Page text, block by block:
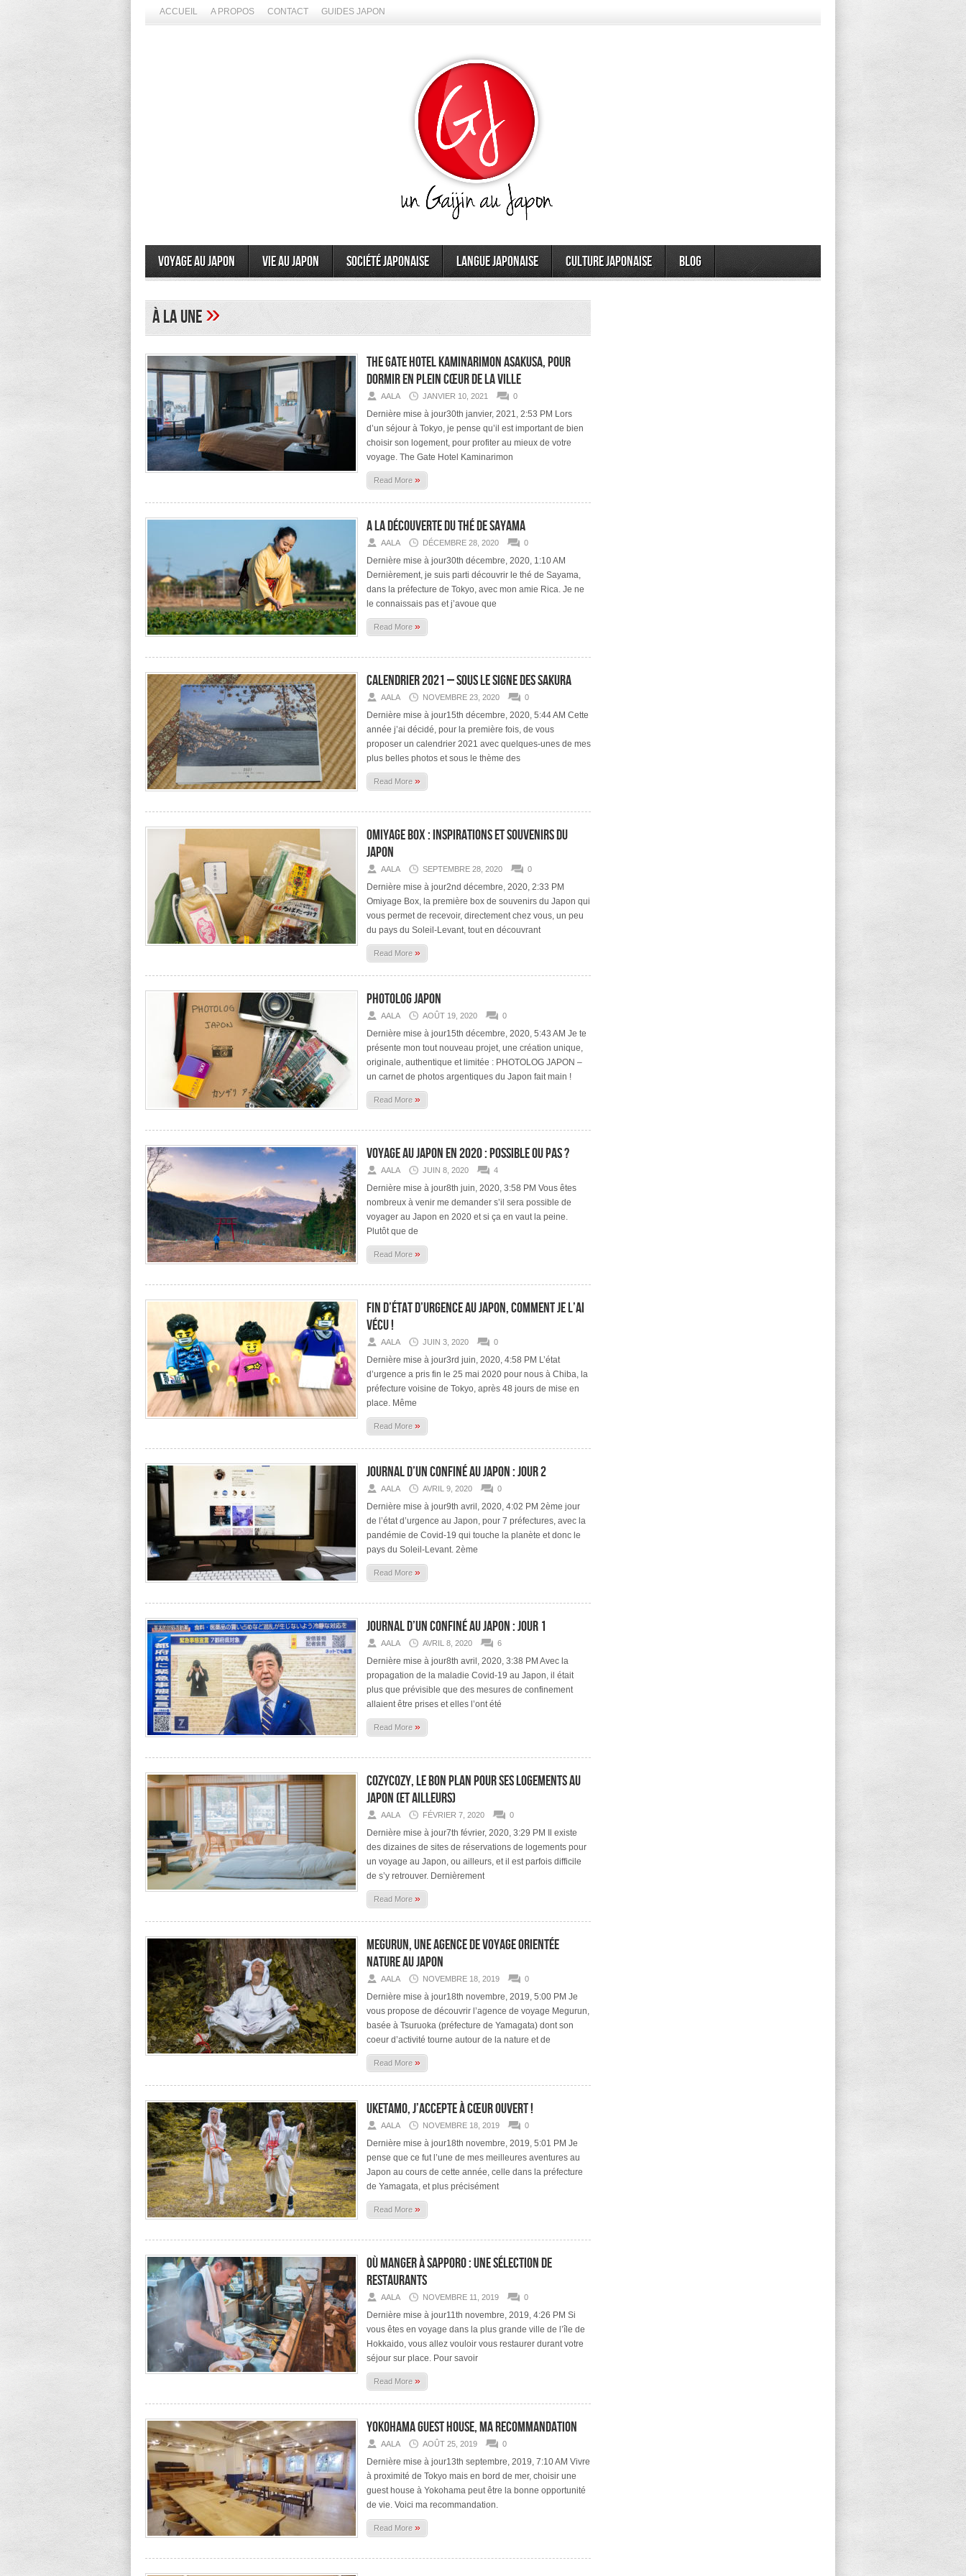
ACCUEIL A PROPOS CONTACT GUIDES JAPON
Voyage au Japon Vie au Japon Société japonaise Langue japonaise Culture japonaise Blog
à la une»
The Gate Hotel Kaminarimon Asakusa, pour
dormir en plein cœur de la ville
AALA JANVIER 10, 2021 0
Dernière mise à jour30th janvier, 2021, 2:53 PM Lors
d’un séjour à Tokyo, je pense qu’il est important de bien
choisir son logement, pour profiter au mieux de votre
voyage. The Gate Hotel Kaminarimon
Read More »
A la découverte du thé de Sayama
AALA DÉCEMBRE 28, 2020 0
Dernière mise à jour30th décembre, 2020, 1:10 AM
Dernièrement, je suis parti découvrir le thé de Sayama,
dans la préfecture de Tokyo, avec mon amie Rica. Je ne
le connaissais pas et j’avoue que
Read More »
Calendrier 2021 – sous le signe des sakura
AALA NOVEMBRE 23, 2020 0
Dernière mise à jour15th décembre, 2020, 5:44 AM Cette
année j’ai décidé, pour la première fois, de vous
proposer un calendrier 2021 avec quelques-unes de mes
plus belles photos et sous le thème des
Read More »
Omiyage Box : inspirations et souvenirs du
Japon
AALA SEPTEMBRE 28, 2020 0
Dernière mise à jour2nd décembre, 2020, 2:33 PM
Omiyage Box, la première box de souvenirs du Japon qui
vous permet de recevoir, directement chez vous, un peu
du pays du Soleil-Levant, tout en découvrant
Read More »
Photolog Japon
AALA AOÛT 19, 2020 0
Dernière mise à jour15th décembre, 2020, 5:43 AM Je te
présente mon tout nouveau projet, une création unique,
originale, authentique et limitée : PHOTOLOG JAPON –
un carnet de photos argentiques du Japon fait main !
Read More »
Voyage au Japon en 2020 : possible ou pas ?
AALA JUIN 8, 2020 4
Dernière mise à jour8th juin, 2020, 3:58 PM Vous êtes
nombreux à venir me demander s’il sera possible de
voyager au Japon en 2020 et si ça en vaut la peine.
Plutôt que de
Read More »
Fin d’état d’urgence au Japon, comment je l’ai
vécu !
AALA JUIN 3, 2020 0
Dernière mise à jour3rd juin, 2020, 4:58 PM L’état
d’urgence a pris fin le 25 mai 2020 pour nous à Chiba, la
préfecture voisine de Tokyo, après 48 jours de mise en
place. Même
Read More »
Journal d’un confiné au Japon : jour 2
AALA AVRIL 9, 2020 0
Dernière mise à jour9th avril, 2020, 4:02 PM 2ème jour
de l’état d’urgence au Japon, pour 7 préfectures, avec la
pandémie de Covid-19 qui touche la planète et donc le
pays du Soleil-Levant. 2ème
Read More »
Journal d’un confiné au Japon : jour 1
AALA AVRIL 8, 2020 6
Dernière mise à jour8th avril, 2020, 3:38 PM Avec la
propagation de la maladie Covid-19 au Japon, il était
plus que prévisible que des mesures de confinement
allaient être prises et elles l’ont été
Read More »
CozyCozy, le bon plan pour ses logements au
Japon (et ailleurs)
AALA FÉVRIER 7, 2020 0
Dernière mise à jour7th février, 2020, 3:29 PM Il existe
des dizaines de sites de réservations de logements pour
un voyage au Japon, ou ailleurs, et il est parfois difficile
de s’y retrouver. Dernièrement
Read More »
Megurun, une agence de voyage orientée
nature au Japon
AALA NOVEMBRE 18, 2019 0
Dernière mise à jour18th novembre, 2019, 5:00 PM Je
vous propose de découvrir l’agence de voyage Megurun,
basée à Tsuruoka (préfecture de Yamagata) dont son
coeur d’activité tourne autour de la nature et de
Read More »
Uketamo, j’accepte à cœur ouvert !
AALA NOVEMBRE 18, 2019 0
Dernière mise à jour18th novembre, 2019, 5:01 PM Je
pense que ce fut l’une de mes meilleures aventures au
Japon au cours de cette année, celle dans la préfecture
de Yamagata, et plus précisément
Read More »
Où manger à Sapporo : une sélection de
restaurants
AALA NOVEMBRE 11, 2019 0
Dernière mise à jour11th novembre, 2019, 4:26 PM Si
vous êtes en voyage dans la plus grande ville de l’île de
Hokkaido, vous allez vouloir vous restaurer durant votre
séjour sur place. Pour savoir
Read More »
Yokohama Guest House, ma recommandation
AALA AOÛT 25, 2019 0
Dernière mise à jour13th septembre, 2019, 7:10 AM Vivre
à proximité de Tokyo mais en bord de mer, choisir une
guest house à Yokohama peut être la bonne opportunité
de vie. Voici ma recommandation.
Read More »